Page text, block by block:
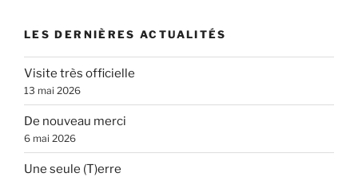
LES DERNIÈRES ACTUALITÉS
Visite très officielle
13 mai 2026
De nouveau merci
6 mai 2026
Une seule (T)erre